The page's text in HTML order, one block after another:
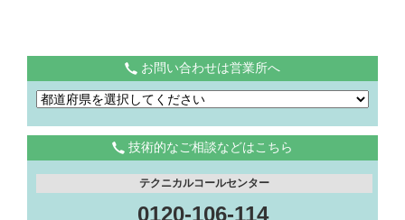
お問い合わせは営業所へ
技術的なご相談などはこちら
テクニカルコールセンター
0120-106-114